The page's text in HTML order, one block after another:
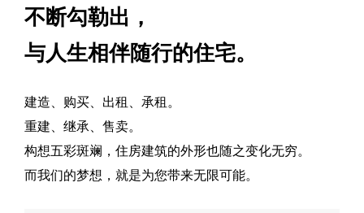
不断勾勒出，
与人生相伴随行的住宅。
建造、购买、出租、承租。
重建、继承、售卖。
构想五彩斑斓，住房建筑的外形也随之变化无穷。
而我们的梦想，就是为您带来无限可能。